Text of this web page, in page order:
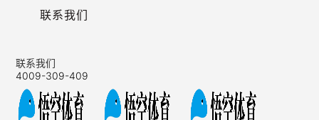
联系我们
联系我们
4009-309-409